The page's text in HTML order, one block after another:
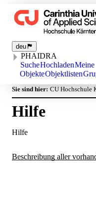
deu
PHAIDRA
SucheHochladenMeine
ObjekteObjektlisten
Sie sind hier: CU Hochschule
Hilfe
Hilfe
Beschreibung aller